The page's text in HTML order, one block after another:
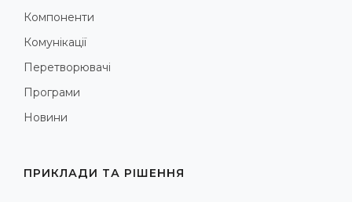
Компоненти
Комунікації
Перетворювачі
Програми
Новини
ПРИКЛАДИ ТА РІШЕННЯ